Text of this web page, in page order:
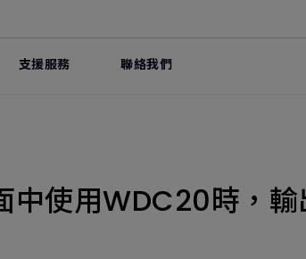
支援服務 聯絡我們
中使用WDC20時，輸